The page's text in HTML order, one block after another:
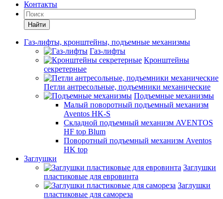
Контакты
Найти
Газ-лифты, кронштейны, подъемные механизмы
Газ-лифты
Кронштейны
секретерные
Петли антресольные, подъемники механические
Подъемные механизмы
Малый поворотный подъемный механизм
Aventos HK-S
Складной подъемный механизм AVENTOS
HF top Blum
Поворотный подъемный механизм Aventos
HK top
Заглушки
Заглушки
пластиковые для евровинта
Заглушки
пластиковые для самореза